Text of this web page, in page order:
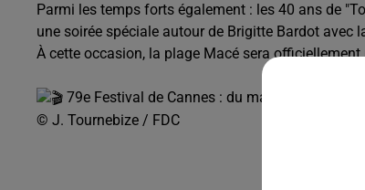
Parmi les temps forts également : les 40 ans de
une soirée spéciale autour de Brigitte Bardot avec
À cette occasion, la plage Macé sera
79e Festival de Cannes : du mardi 12 au
© J. Tournebize / FDC